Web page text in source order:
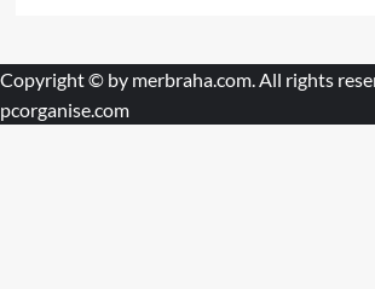
Copyright © by merbraha.com. All rights
pcorganise.com